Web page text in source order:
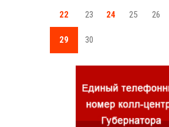
22 23 24 25 26
29 30